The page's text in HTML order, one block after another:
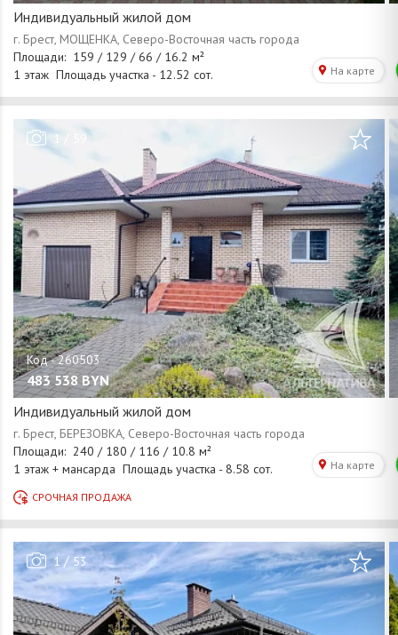
Индивидуальный жилой дом
1 / 59
483 538 BYN
Индивидуальный жилой дом
1/ 53